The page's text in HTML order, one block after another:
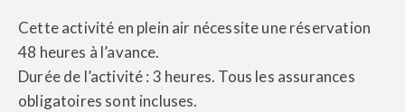
Cette activité en plein air nécessite une réservation
48 heures à l’avance.
Durée de l’activité : 3 heures. Tous les assurances
obligatoires sont incluses.